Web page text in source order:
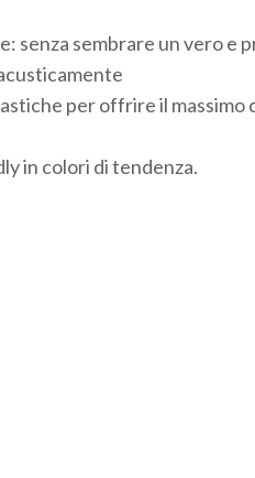
senza sembrare un vero e
per offrire il massimo
in colori di tendenza.